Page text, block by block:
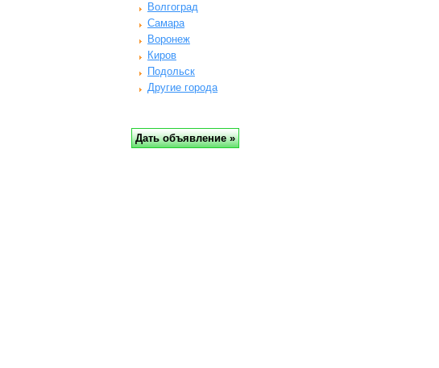
Волгоград
Самара
Воронеж
Киров
Подольск
Другие города